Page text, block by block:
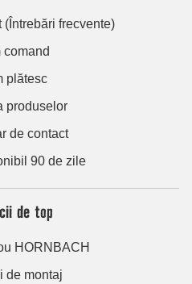
(Întrebări frecvente)
comand
plătesc
produselor
de contact
90 de zile
de top
HORNBACH
de montaj